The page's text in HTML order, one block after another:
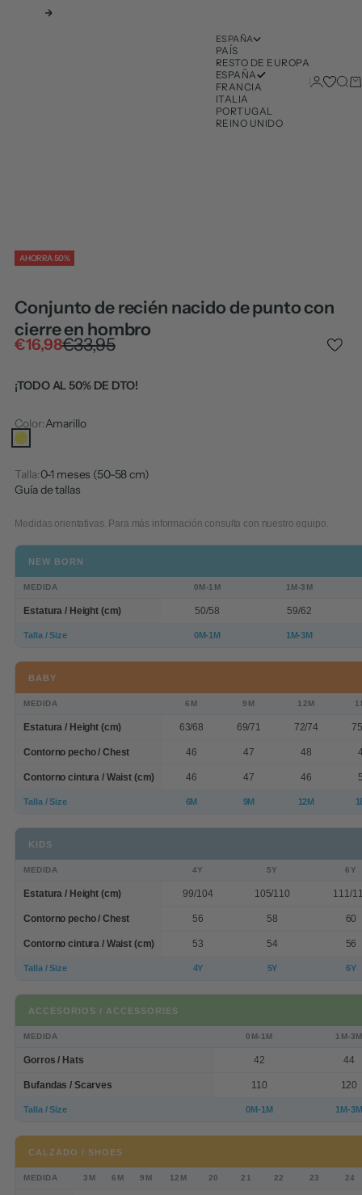
Siguiente
ESPAÑA
PAÍS
RESTO DE EUROPA
ESPAÑA
FRANCIA
ITALIA
PORTUGAL
REINO UNIDO
Iniciar
AHORRA 50%
Conjunto de recién nacido de punto con
cierre en hombro
Precio de oferta
€16,98Precio normal
€33,95
¡TODO AL 50% DE DTO!
Color:Amarillo
Amarillo
Talla:0-1 meses (50-58 cm)
Guía de tallas
Medidas orientativas. Para más información consulta con nuestro equipo.
NEW BORN
MEDIDA 0M-1M 1M-3M
Estatura / Height (cm) 50/58 59/62
Talla / Size 0M-1M 1M-3M
BABY
MEDIDA 6M 9M 12M
Estatura / Height (cm) 63/68 69/71 72/74
Contorno pecho / Chest 46 47 48
Contorno cintura / Waist (cm) 46 47 46
Talla / Size 6M 9M 12M
KIDS
MEDIDA 4Y 5Y 6Y
Estatura / Height (cm) 99/104 105/110 111/
Contorno pecho / Chest 56 58 60
Contorno cintura / Waist (cm) 53 54 56
Talla / Size 4Y 5Y 6Y
ACCESORIOS / ACCESSORIES
MEDIDA 0M-1M 1M-3M
Gorros / Hats 42 44
Bufandas / Scarves 110 120
Talla / Size 0M-1M 1M-3M
CALZADO / SHOES
MEDIDA 3M 6M 9M 12M 20 21 22 23 24